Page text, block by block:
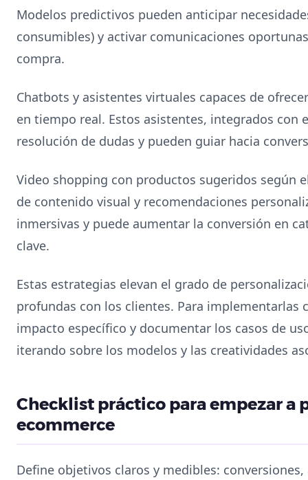
Modelos predictivos pueden anticipar
consumibles) y activar comunicaciones
compra.
Chatbots y asistentes virtuales capaces de
en tiempo real. Estos asistentes, integrados con
resolución de dudas y pueden guiar hacia
Video shopping con productos sugeridos según
de contenido visual y recomendaciones
inmersivas y puede aumentar la conversión en
clave.
Estas estrategias elevan el grado de
profundas con los clientes. Para implementarlas
impacto específico y documentar los casos de
iterando sobre los modelos y las creatividades
Checklist práctico para empezar a
ecommerce
Define objetivos claros y medibles: